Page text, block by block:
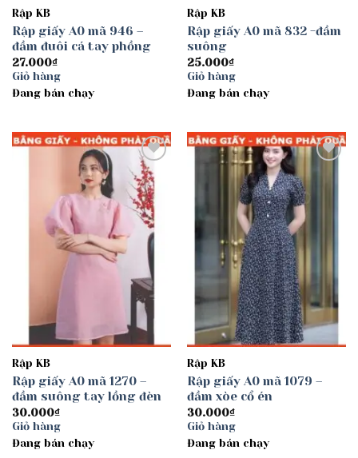
Rập KB
Rập giấy A0 mã 946 –
đầm đuôi cá tay phồng
27.000₫
Giỏ hàng
Đang bán chạy
Rập KB
Rập giấy A0 mã 832 -đầm
suông
25.000₫
Giỏ hàng
Đang bán chạy
Add to
wishlist
Rập KB
Rập giấy A0 mã 1270 –
đầm suông tay lồng đèn
30.000₫
Giỏ hàng
Đang bán chạy
wishlist
Rập KB
Rập giấy A0 mã 1079 –
đầm xòe cổ én
30.000₫
Giỏ hàng
Đang bán chạy